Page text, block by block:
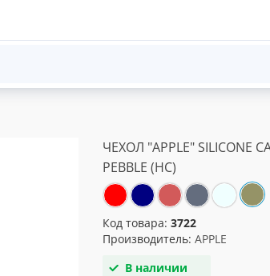
ЧЕХОЛ "APPLE" SILICONE
PEBBLE (HC)
Код товара: 3722
Производитель: APPLE
В наличии